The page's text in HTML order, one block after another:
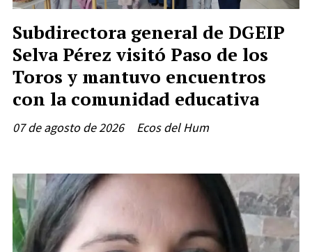
Subdirectora general de DGEIP
Selva Pérez visitó Paso de los
Toros y mantuvo encuentros
con la comunidad educativa
Ecos del Hum
07 de agosto de 2026